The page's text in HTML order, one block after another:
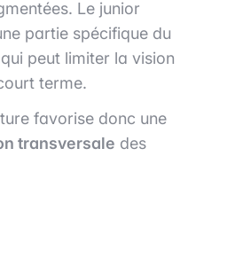
Le junior
partie spécifique du
peut limiter la vision
terme.
favorise donc une
transversale des